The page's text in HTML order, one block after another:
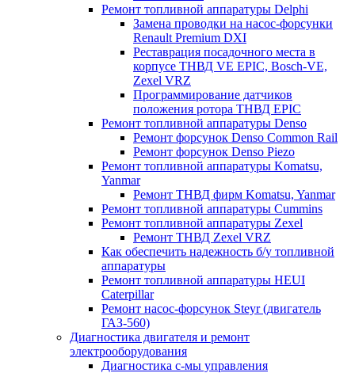
Ремонт топливной аппаратуры Delphi
Замена проводки на насос-форсунки
Renault Premium DXI
Реставрация посадочного места в
корпусе ТНВД VE EPIC, Bosch-VE,
Zexel VRZ
Программирование датчиков
положения ротора ТНВД EPIC
Ремонт топливной аппаратуры Denso
Ремонт форсунок Denso Common Rail
Ремонт форсунок Denso Piezo
Ремонт топливной аппаратуры Komatsu,
Yanmar
Ремонт ТНВД фирм Komatsu, Yanmar
Ремонт топливной аппаратуры Cummins
Ремонт топливной аппаратуры Zexel
Ремонт ТНВД Zexel VRZ
Как обеспечить надежность б/у топливной
аппаратуры
Ремонт топливной аппаратуры HEUI
Caterpillar
Ремонт насос-форсунок Steyr (двигатель
ГАЗ-560)
Диагностика двигателя и ремонт
электрооборудования
Диагностика с-мы управления